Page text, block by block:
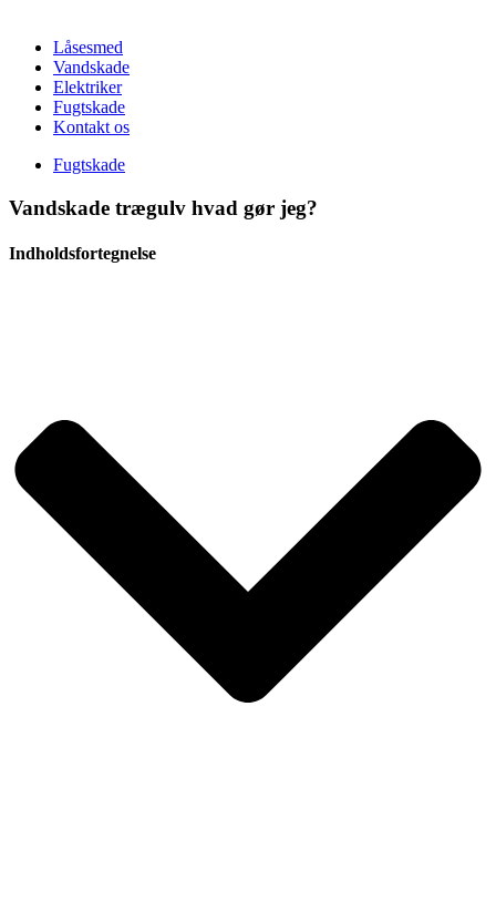
Låsesmed
Vandskade
Elektriker
Fugtskade
Kontakt os
Fugtskade
Vandskade trægulv hvad gør jeg?
Indholdsfortegnelse